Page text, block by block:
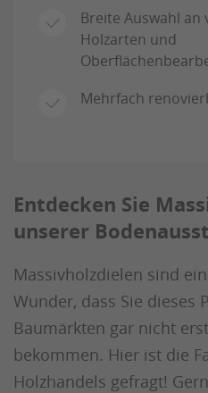
Breite Auswahl an
Holzarten und
Mehrfach
Entdecken Sie
unserer
Massivholzdielen sind
Wunder, dass Sie dieses
Baumärkten gar nicht
bekommen. Hier ist die
Holzhandels gefragt!